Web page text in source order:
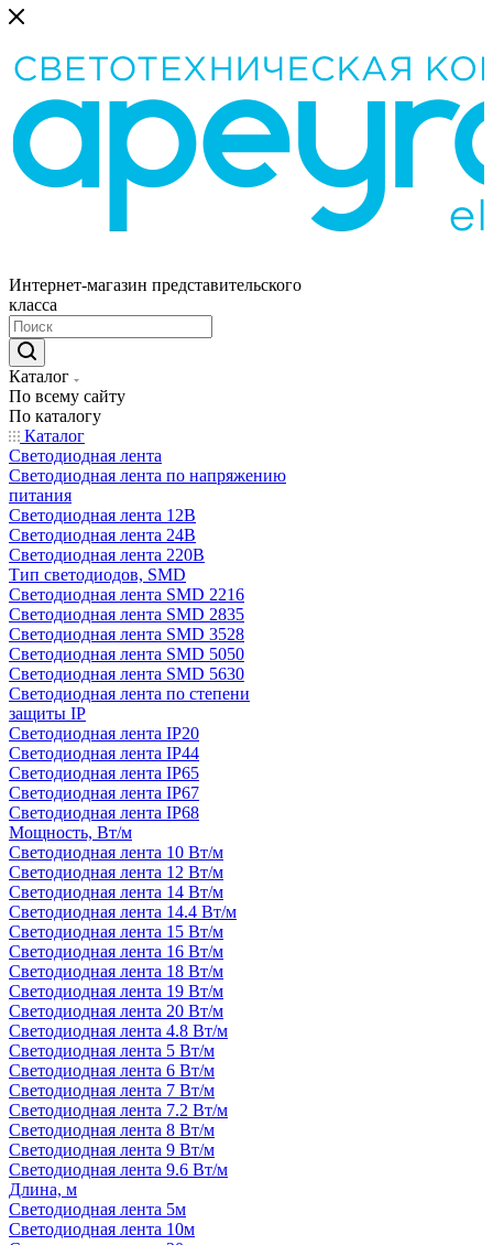
Интернет-магазин представительского
класса
Каталог
По всему сайту
По каталогу
Каталог
Светодиодная лента
Светодиодная лента по напряжению
питания
Светодиодная лента 12В
Светодиодная лента 24В
Светодиодная лента 220В
Тип светодиодов, SMD
Cветодиодная лента SMD 2216
Светодиодная лента SMD 2835
Светодиодная лента SMD 3528
Светодиодная лента SMD 5050
Светодиодная лента SMD 5630
Светодиодная лента по степени
защиты IP
Светодиодная лента IP20
Светодиодная лента IP44
Светодиодная лента IP65
Светодиодная лента IP67
Светодиодная лента IP68
Мощность, Вт/м
Светодиодная лента 10 Вт/м
Светодиодная лента 12 Вт/м
Светодиодная лента 14 Вт/м
Светодиодная лента 14.4 Вт/м
Светодиодная лента 15 Вт/м
Светодиодная лента 16 Вт/м
Светодиодная лента 18 Вт/м
Светодиодная лента 19 Вт/м
Светодиодная лента 20 Вт/м
Светодиодная лента 4.8 Вт/м
Светодиодная лента 5 Вт/м
Светодиодная лента 6 Вт/м
Светодиодная лента 7 Вт/м
Светодиодная лента 7.2 Вт/м
Светодиодная лента 8 Вт/м
Светодиодная лента 9 Вт/м
Светодиодная лента 9.6 Вт/м
Длина, м
Светодиодная лента 5м
Светодиодная лента 10м